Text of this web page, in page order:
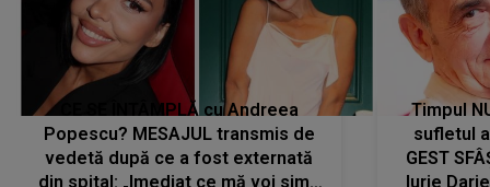
CE SE ÎNTÂMPLĂ cu Andreea
Popescu? MESAJUL transmis de
vedetă după ce a fost externată
din spital: „Imediat ce mă voi simți
Timpul
sufletul
GEST
Iurie